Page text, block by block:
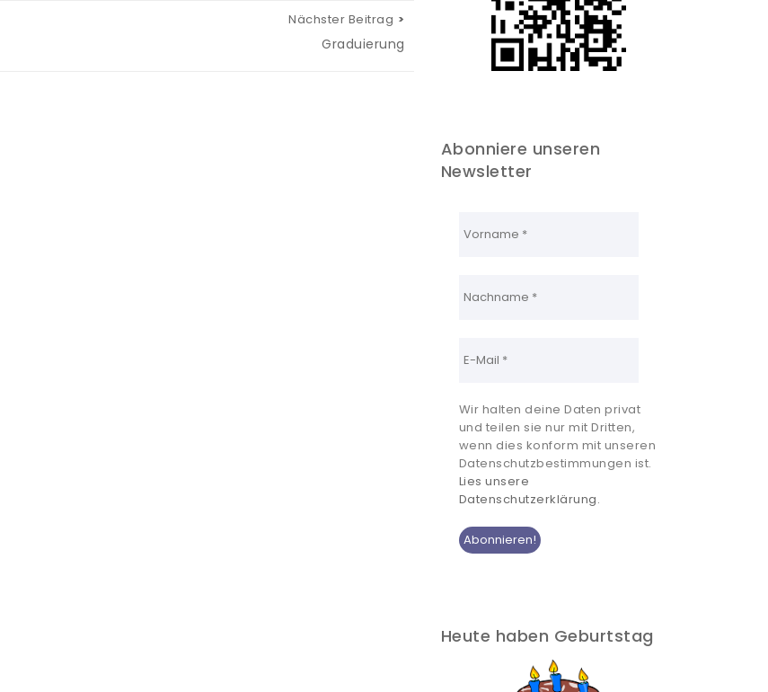
Nächster Beitrag
Graduierung
Abonniere unseren
Newsletter
Wir halten deine Daten privat
und teilen sie nur mit Dritten,
wenn dies konform mit unseren
Datenschutzbestimmungen ist.
Lies unsere
Datenschutzerklärung.
Heute haben Geburtstag